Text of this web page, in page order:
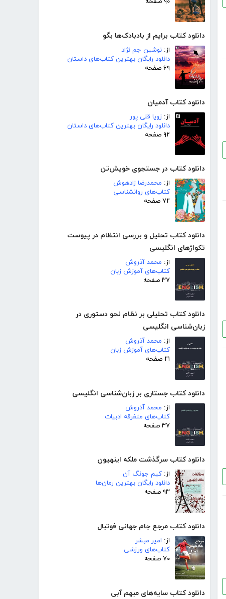
دانلود کتاب برایم از بادبادک‌ها بگو
از: نوشین جم نژاد
دانلود رایگان بهترین کتاب‌های داستان
۶۹ صفحه
دانلود کتاب آدمیان
از: زویا قلی پور
دانلود رایگان بهترین کتاب‌های داستان
۹۲ صفحه
دانلود کتاب در جستجوی خویش‌تن
از: محمدرضا زادهوش
کتاب‌های روانشناسی
۷۲ صفحه
دانلود کتاب تحلیل و بررسی انتظام در پیوست
تکواژهای انگلیسی
از: محمد آذروش
کتاب‌های آموزش زبان
۳۷ صفحه
دانلود کتاب تحلیلی بر نظام نحو دستوری در
زبان‌شناسی انگلیسی
از: محمد آذروش
کتاب‌های آموزش زبان
۲۱ صفحه
دانلود کتاب جستاری بر زبان‌شناسی انگلیسی
از: محمد آذروش
کتاب‌های متفرقه ادبیات
۳۷ صفحه
دانلود کتاب سرگذشت ملکه اینهیون
از: کیم جونگ آن
دانلود رایگان بهترین رمان‌ها
۹۳ صفحه
دانلود کتاب مرجع جام جهانی فوتبال
از: امیر مبشر
کتاب‌های ورزشی
۷۰ صفحه
دانلود کتاب سایه‌های مبهم آبی